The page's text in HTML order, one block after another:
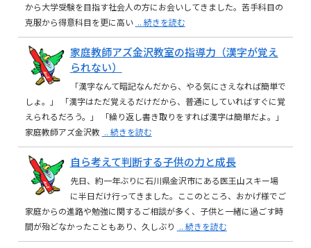
から大学受験を目指す社会人の方にお会いしてきました。苦手科目の
克服から得意科目を更に高い .. 続きを読む
家庭教師アズ金沢教室の指導力（漢字が覚え
られない）
「漢字なんて暗記なんだから、やる気にさえなれば簡単で
しょ。」 「漢字はただ覚えるだけだから、普通にしていればすぐに覚
えられるだろう。」 「繰り返し書き取りをすれば漢字は簡単だよ。」
家庭教師アズ金沢教 .. 続きを読む
自ら考えて判断する子供の力と成長
先日、約一年ぶりに石川県金沢市にある医王山スキー場
に半日だけ行ってきました。ここのところ、おかげ様でご
家庭からの進路や勉強に関するご相談が多く、子供と一緒に過ごす時
間が殆どなかったこともあり、久しぶり .. 続きを読む